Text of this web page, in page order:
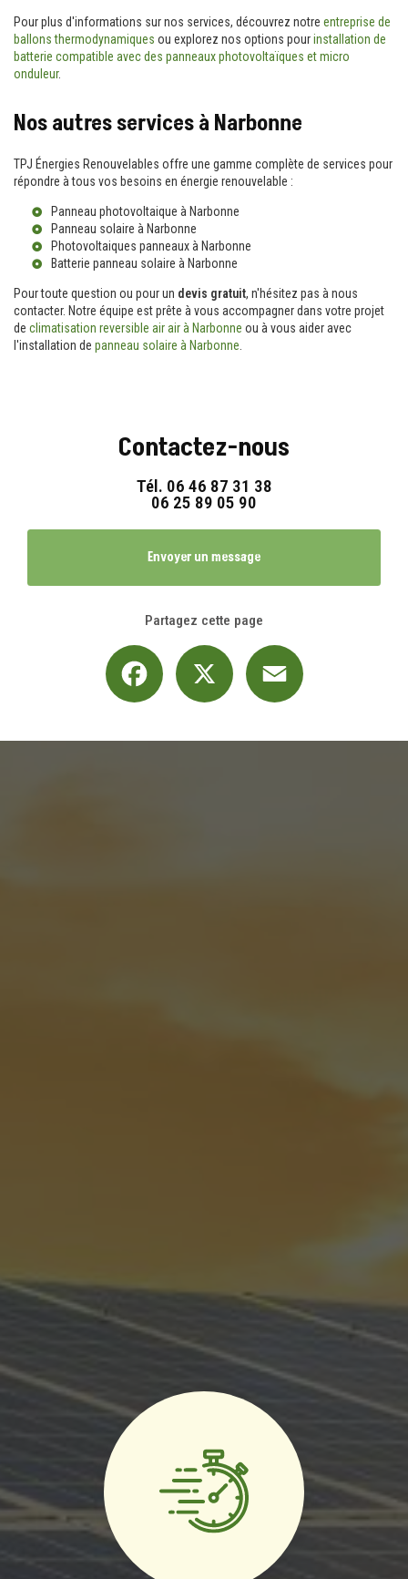
Pour plus d'informations sur nos services, découvrez notre entreprise de
ballons thermodynamiques ou explorez nos options pourinstallation de
batterie compatible avec des panneaux photovoltaïques et micro
onduleur.
Nos autres services à Narbonne
TPJ Énergies Renouvelables offre une gamme complète de services pour
répondre à tous vos besoins en énergie renouvelable :
Panneau photovoltaique à Narbonne
Panneau solaire à Narbonne
Photovoltaiques panneaux à Narbonne
Batterie panneau solaire à Narbonne
Pour toute question ou pour un devis gratuit, n'hésitez pas à nous
contacter. Notre équipe est prête à vous accompagner dans votre projet
de climatisation reversible air air à Narbonne ou à vous aider avec
l'installation de panneau solaire à Narbonne
Contactez-nous
Tél. 06 46 87 31 38
06 25 89 05 90
Envoyer un message
Partagez cette page
Facebook